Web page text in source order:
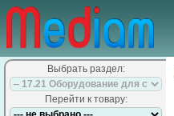
Выбрать раздел:
Перейти к товару: